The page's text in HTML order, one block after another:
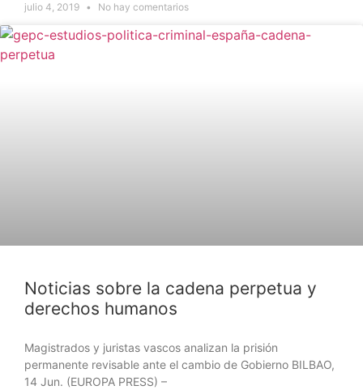
julio 4, 2019 No hay comentarios
Noticias sobre la cadena perpetua y
derechos humanos
Magistrados y juristas vascos analizan la prisión
permanente revisable ante el cambio de Gobierno BILBAO,
14 Jun. (EUROPA PRESS) –